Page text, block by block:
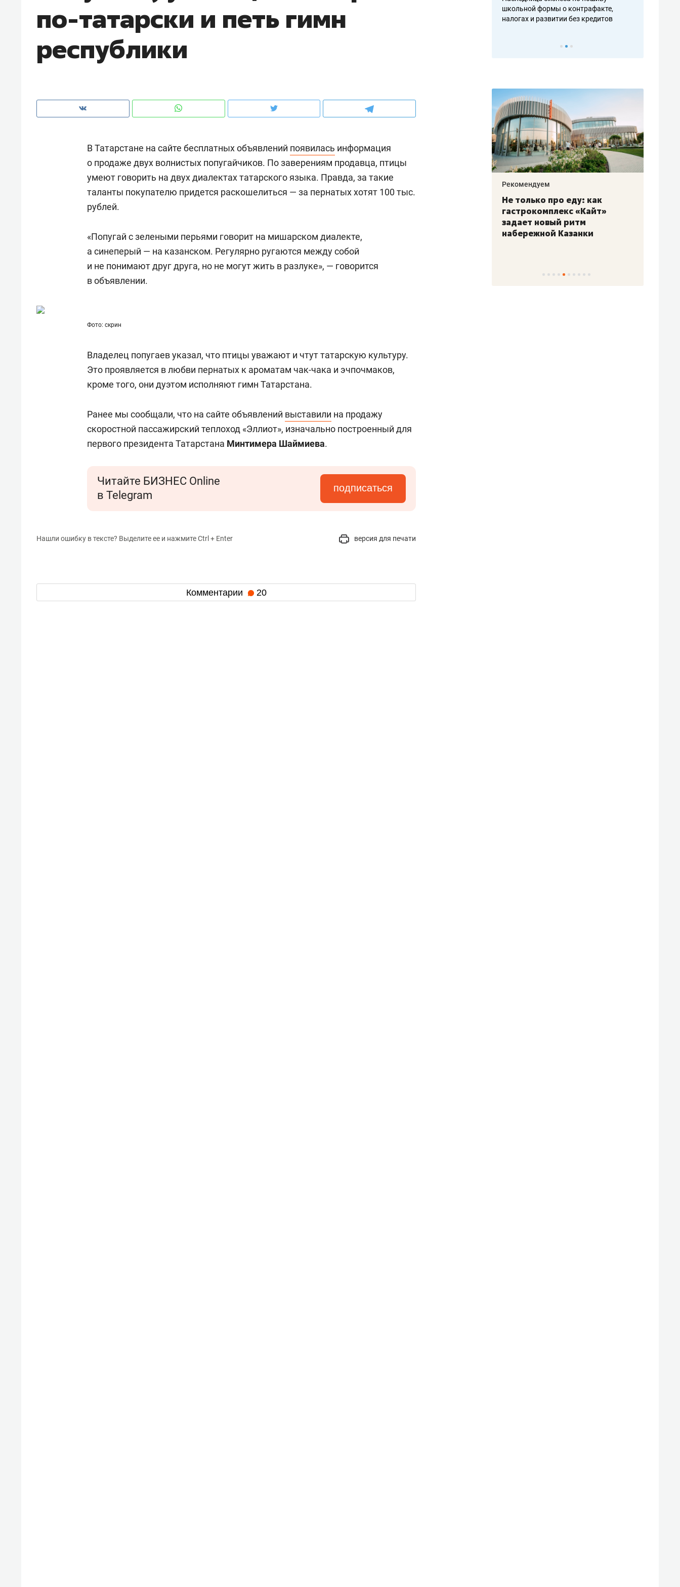
по-татарски и петь гимн
республики
В Татарстане на сайте бесплатных объявлений появилась информация
о продаже двух волнистых попугайчиков. По заверениям продавца, птицы
умеют говорить на двух диалектах татарского языка. Правда, за такие
таланты покупателю придется раскошелиться — за пернатых хотят 100 тыс.
рублей.
«Попугай с зелеными перьями говорит на мишарском диалекте,
а синеперый — на казанском. Регулярно ругаются между собой
и не понимают друг друга, но не могут жить в разлуке», — говорится
в объявлении.
Фото: скрин
Владелец попугаев указал, что птицы уважают и чтут татарскую культуру.
Это проявляется в любви пернатых к ароматам чак-чака и эчпочмаков,
кроме того, они дуэтом исполняют гимн Татарстана.
Ранее мы сообщали, что на сайте объявлений выставили на продажу
скоростной пассажирский теплоход «Эллиот», изначально построенный для
первого президента Татарстана Минтимера Шаймиева.
Читайте БИЗНЕС Online
в Telegram
подписаться
Нашли ошибку в тексте? Выделите ее и нажмите Ctrl + Enter версия для печати
Комментарии 20
чем интересен Оман?
школьной формы о контрафакте,
налогах и развитии без кредитов
Рекомендуем
Опыт выживания в дикой
природе, работа
состоянием как основа
антихрупких команд
Мексика, рок-концерт
«Гонка Героев»
Рекомендуем
Казани
Рекомендуем
Не только про еду: как
гастрокомплекс «Кайт»
задает новый ритм
набережной Казанки